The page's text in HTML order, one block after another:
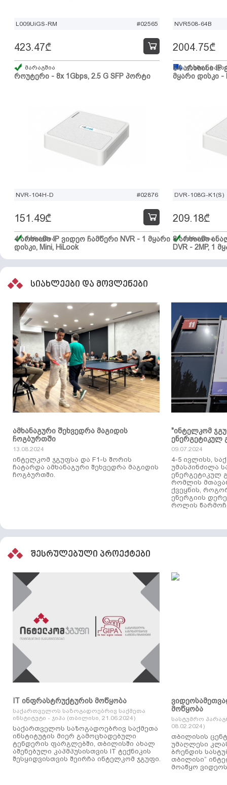
L009UiGS-RM #02565
როუტერი - 8x 1Gbps, 2.5 G SFP პორტი
423.47₾
მარაგშია
NVR508-64B
64 არხიანი IP
მყარი დისკი -
2004.75₾
გზაშია,
NVR-104H-D #02876
4 არხიანი IP ვიდეო ჩამწერი NVR - 1 მყარი
დისკი, Mini, HiLook
151.49₾
მარაგშია
DVR-108G-K1(S)
8 არხიანი
DVR - 2MP, 1
209.18₾
მარაგშია
სიახლეები და მოვლენები
ამხანაგური შეხვედრა მაგიდის
ჩოგბურთში
13.08.2024
ინტელკომ ჯგუფსა და F1-ს შორის
ჩატარდა ამხანაგური შეხვედრა მაგიდის
ჩოგბურთში.
"ინტელკომ
ენერგეტიკულ
09.07.2024
4-5 ივლისს,
უმასპინძილა
ენერგეტიკულ
რომლის
ქვეყნის,
ენერგიის
როლის
შესრულებული პროექტები
IT ინფრასტრუქტურის მოწყობა
საქართველოს საზოგადოებრივ საქმეთა
ინსტიტუტი - ჯიპა (თბილისი, 21.06.2024)
საქართველოს საზოგადოებრივ საქმეთა
ინსტიტუტის მიერ გამოცხადებული
ტენდერის ფარგლებში, თბილისში ახალ
აშენებული კაპმპუსისთვის IT ტექნიკის
შესყიდვისთვის შეირჩა ინტელკომ ჯგუფი.
მოწყობა
სასტუმრო
08.02.2024)
თბილისის
უმაღლესი
ბრენდის
თბილისი“
მოაწყო